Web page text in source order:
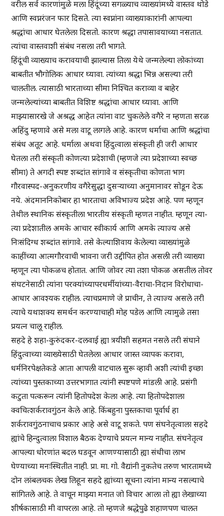
वरील सर्व कारणांमुळे मला हिंदूंच्या सगळ्याच व्याख्यांमध्ये वास्तव थोडे
आणि स्वप्नरंजन फार दिसते. त्या स्वप्नांना व्याख्याकारांनी आपल्या
श्रद्धांचा आधार घेतलेला दिसतो. कारण श्रद्धा तपासावयाच्या नसतात.
त्यांचा वास्तवाशी संबंध नसला तरी भागते.
हिंदूंची व्याख्याच करावयाची झाल्यास तिला येथे जन्मलेल्या लोकांच्या
बाबतीत भौगोलिक आधार घ्यावा. त्यांच्या श्रद्धा भिन्न असल्या तरी
चालतील. त्यासाठी भारताच्या सीमा निश्चित कराव्या व बाहेर
जन्मलेल्यांच्या बाबतीत विशिष्ट श्रद्धांचा आधार घ्यावा. आणि
माझ्यासारखे जे अश्रद्ध आहेत त्यांना वाट चुकलेले वगैरे न म्हणता सरळ
अहिंदु म्हणावे असे मला वाटू लागले आहे. कारण धर्माचा आणि श्रद्धांचा
संबंध अतूट आहे. धर्माला अथवा हिंदुत्वाला संस्कृती ही जरी आधार
घेतला तरी संस्कृती कोणत्या प्रदेशाची (म्हणजे त्या प्रदेशाच्या स्वच्छ
सीमा) ते अगदी स्पष्ट शब्दांत सांगावे व संस्कृतीचा कोणता भाग
गौरवास्पद-अनुकरणीय वगैरेसुद्धा दुसर्‍याच्या अनुमानावर सोडून देऊ
नये. अंदमाननिकोबार हा भारताचा अविभाज्य प्रदेश आहे. पण म्हणून
तेथील स्थानिक संस्कृतीला भारतीय संस्कृती म्हणत नाहीत. म्हणून त्या-
त्या प्रदेशातील अमके आचार स्वीकार्य आणि अमके त्याज्य असे
निःसंदिग्ध शब्दांत सांगावे. तसे केल्याशिवाय केलेल्या व्याख्यांमुळे
काहींच्या आत्मगौरवाची भावना जरी उद्दीपित होत असली तरी व्याख्या
म्हणून त्या पोकळच होतात. आणि जोवर त्या तशा पोकळ असतील तोवर
संघटनेसाठी त्यांना परक्यांच्यापरधर्मीयांच्या-वैराचा-निदान विरोधाचा-
आधार आवश्यक राहील. त्याचप्रमाणे जे प्राचीन, ते त्याज्य असले तरी
त्याचे यथाशक्य समर्थन करण्याचाही मोह पडेल आणि त्यामुळे तसा
प्रयत्न चालू राहील.
सहदे हे शहा-कुरुंदकर-दलवाई ह्या त्रयीशी सहमत नसले तरी संघाने
हिंदुत्वाच्या व्याख्येसाठी घेतलेला आधार जास्त व्यापक करावा,
धर्मनिरपेक्षतेकडे आता आपली वाटचाल सुरू व्हावी अशी त्यांची इच्छा
त्यांच्या पुस्तकाच्या उत्तरभागात त्यांनी स्पष्टपणे मांडली आहे. प्रसंगी
कटुता पत्करून त्यांनी हितोपदेश केला आहे. त्या हितोपदेशाला
क्वचित्शर्करावगुंठन केले आहे. किंबहुना पुस्तकाचा पूर्वार्ध हा
शर्करावगुंठनाचाच प्रकार आहे असे वाटू शकते. पण संघनेतृत्वाला सहदे
ह्यांचे हिन्दुत्वाला विशाल बैठक देण्याचे प्रयत्न मान्य नाहीत. संघनेतृत्व
आपल्या धोरणांत बदल घडवून आणण्यासाठी ह्या संधीचा लाभ
घेण्याच्या मनःस्थितीत नाही. प्रा. मा. गो. वैद्यांनी नुकतेच तरुण भारतामध्ये
दोन लांबलचक लेख लिहून सहदे ह्यांच्या सूचना त्यांना मान्य नसल्याचे
सांगितले आहे. ते वाचून माझ्या मनात जो विचार आला तो ह्या लेखाच्या
शीर्षकासाठी मी वापरला आहे. तो म्हणजे श्रद्धेपुढे शहाणपण चालत